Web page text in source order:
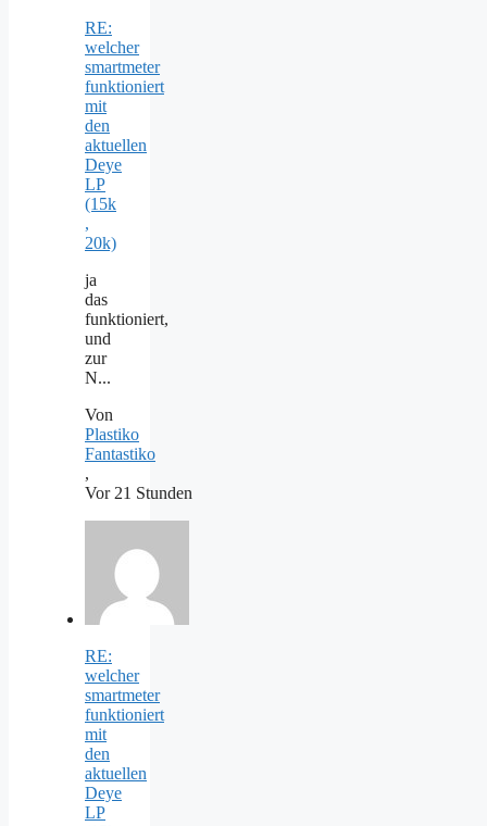
RE:
welcher
smartmeter
funktioniert
mit
den
aktuellen
Deye
LP
(15k
,
20k)
ja
das
funktioniert,
und
zur
N...
Von
Plastiko
Fantastiko
,
Vor 21 Stunden
RE:
welcher
smartmeter
funktioniert
mit
den
aktuellen
Deye
LP